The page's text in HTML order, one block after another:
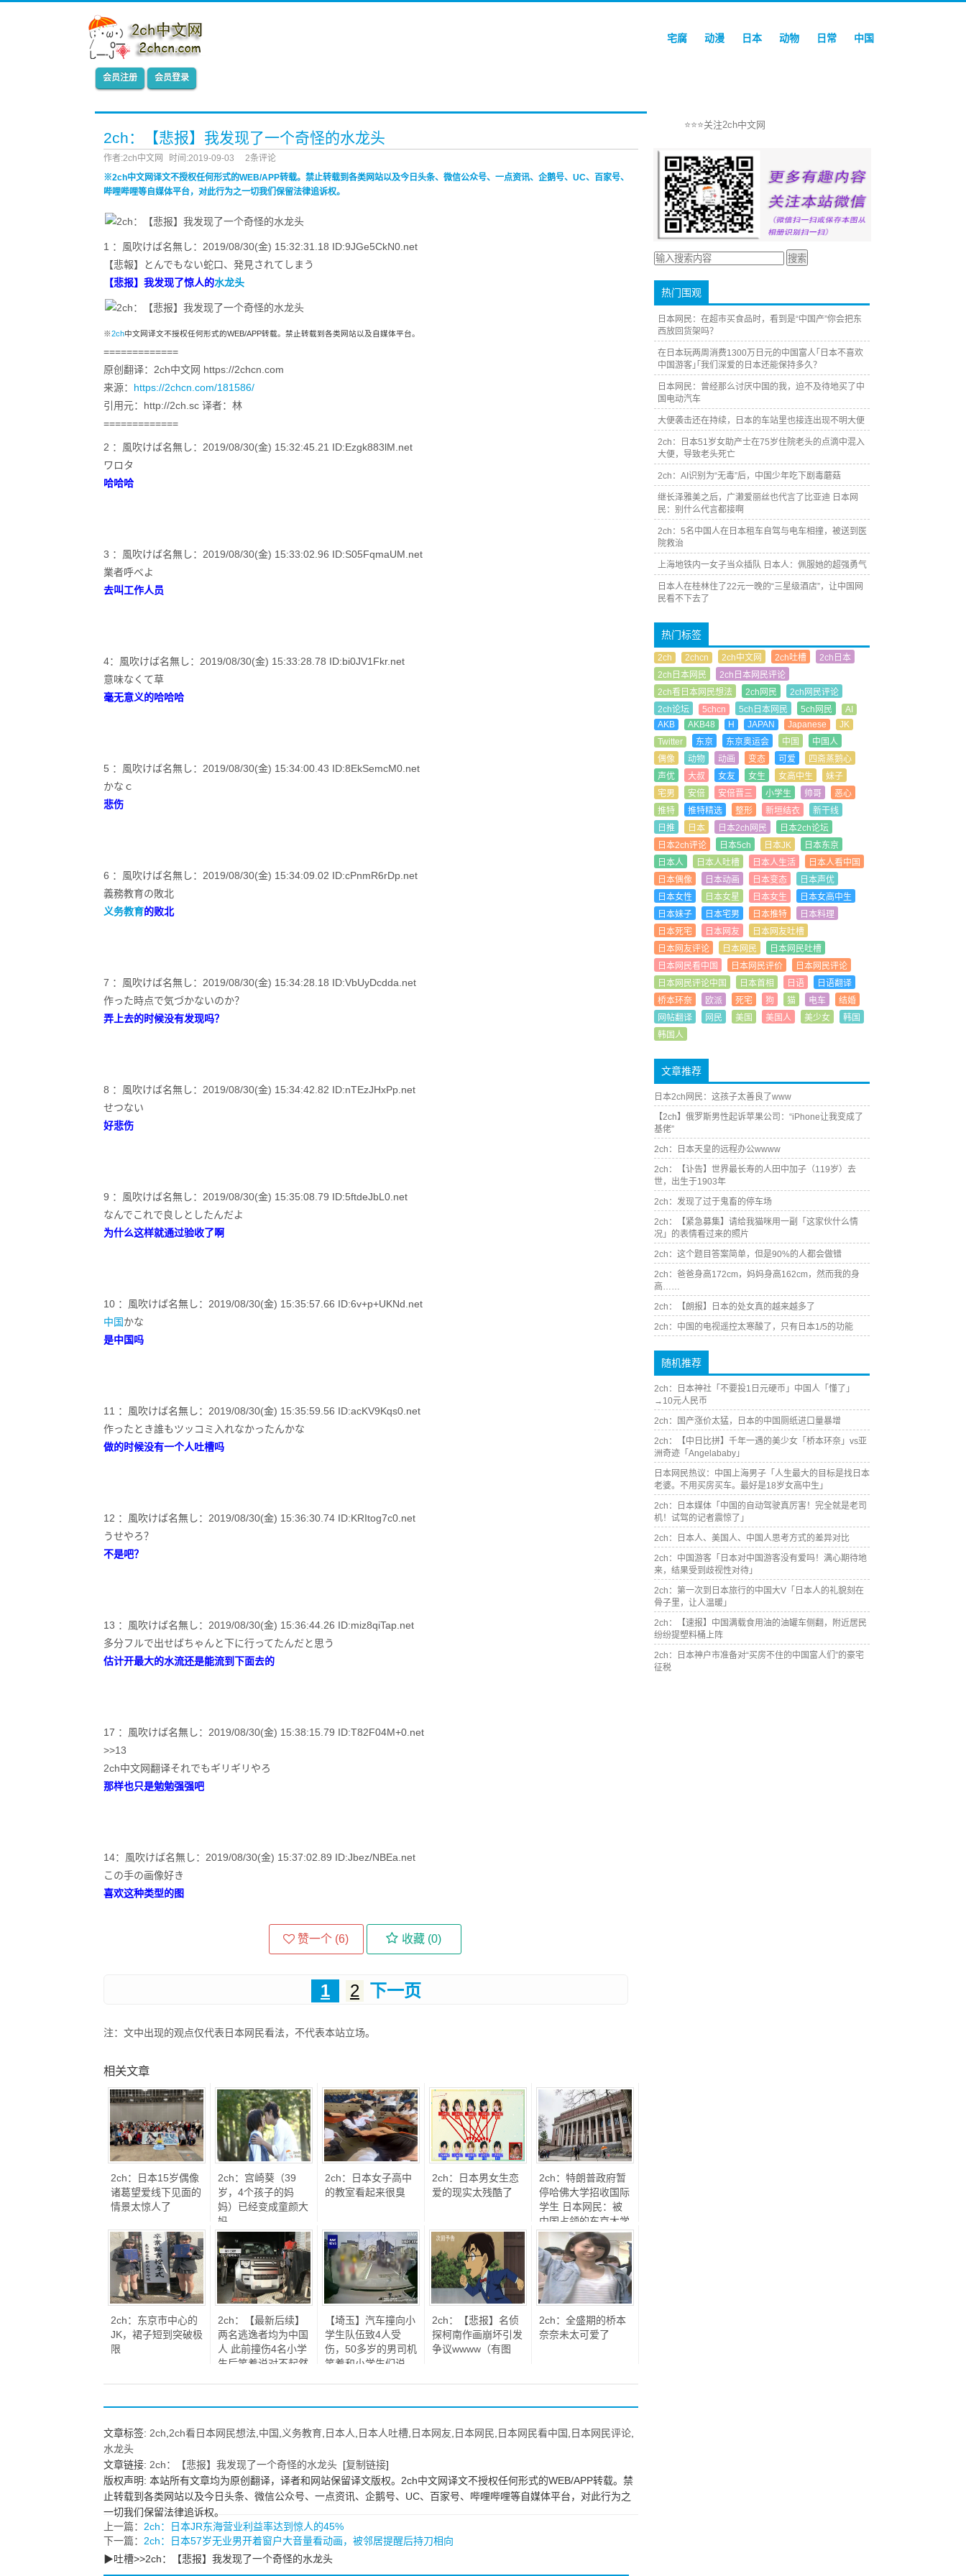
宅腐 动漫 日本 动物 日常 中国
会员注册 会员登录
2ch：【悲报】我发现了一个奇怪的水龙头
作者:2ch中文网 时间:2019-09-03
2条评论
※2ch中文网译文不授权任何形式的WEB/APP转载。禁止转载到各类网站以及今日头条、微信公众号、一点资讯、企鹅号、UC、百家号、
哔哩哔哩等自媒体平台，对此行为之一切我们保留法律追诉权。
1 ：風吹けば名無し：2019/08/30(金) 15:32:31.18 ID:9JGe5CkN0.net
【悲報】とんでもない蛇口、発見されてしまう
【悲报】我发现了惊人的水龙头
※2ch中文网译文不授权任何形式的WEB/APP转载。禁止转载到各类网站以及自媒体平台。
=============
原创翻译：2ch中文网 https://2chcn.com
来源： https://2chcn.com/181586/
引用元：http://2ch.sc 译者：林
=============
2 ：風吹けば名無し：2019/08/30(金) 15:32:45.21 ID:Ezgk883lM.net
ワロタ
哈哈哈
3 ：風吹けば名無し：2019/08/30(金) 15:33:02.96 ID:S05FqmaUM.net
業者呼べよ
去叫工作人员
4：風吹けば名無し：2019/08/30(金) 15:33:28.78 ID:bi0JV1Fkr.net
意味なくて草
毫无意义的哈哈哈
5 ：風吹けば名無し：2019/08/30(金) 15:34:00.43 ID:8EkSemcM0.net
かなｃ
悲伤
6 ：風吹けば名無し：2019/08/30(金) 15:34:09.02 ID:cPnmR6rDp.net
義務教育の敗北
义务教育的败北
7 ：風吹けば名無し：2019/08/30(金) 15:34:28.18 ID:VbUyDcdda.net
作った時点で気づかないのか？
弄上去的时候没有发现吗？
8 ：風吹けば名無し：2019/08/30(金) 15:34:42.82 ID:nTEzJHxPp.net
せつない
好悲伤
9 ：風吹けば名無し：2019/08/30(金) 15:35:08.79 ID:5ftdeJbL0.net
なんでこれで良しとしたんだよ
为什么这样就通过验收了啊
10 ：風吹けば名無し：2019/08/30(金) 15:35:57.66 ID:6v+p+UKNd.net
中国かな
是中国吗
11 ：風吹けば名無し：2019/08/30(金) 15:35:59.56 ID:acKV9Kqs0.net
作ったとき誰もツッコミ入れなかったんかな
做的时候没有一个人吐槽吗
12 ：風吹けば名無し：2019/08/30(金) 15:36:30.74 ID:KRItog7c0.net
うせやろ？
不是吧？
13 ：風吹けば名無し：2019/08/30(金) 15:36:44.26 ID:miz8qiTap.net
多分フルで出せばちゃんと下に行ってたんだと思う
估计开最大的水流还是能流到下面去的
17 ：風吹けば名無し：2019/08/30(金) 15:38:15.79 ID:T82F04M+0.net
>>13
2ch中文网翻译それでもギリギリやろ
那样也只是勉勉强强吧
14：風吹けば名無し：2019/08/30(金) 15:37:02.89 ID:Jbez/NBEa.net
この手の画像好き
喜欢这种类型的图
赞一个 (6) 收藏 (0)
1 2 下一页
注：文中出现的观点仅代表日本网民看法，不代表本站立场。
相关文章
2ch：日本15岁偶像
诸葛望爱线下见面的
情景太惊人了
2ch：宫崎葵（39
岁，4个孩子的妈
妈）已经变成童颜大
妈
2ch：日本女子高中
的教室看起来很臭
2ch：日本男女生恋
爱的现实太残酷了
2ch：特朗普政府暂
停哈佛大学招收国际
学生 日本网民：被
中国占领的东京大学
也应采取同样措施
2ch：东京市中心的
JK，裙子短到突破极
限
2ch：【最新后续】
两名逃逸者均为中国
人 此前撞伤4名小学
生后笑着说对不起然
【埼玉】汽车撞向小
学生队伍致4人受
伤，50多岁的男司机
笑着和小学生们说
2ch：【悲报】名侦
探柯南作画崩坏引发
争议wwww（有图
2ch：全盛期的桥本
奈奈未太可爱了
文章标签: 2ch 2ch看日本网民想法 中国 义务教育 日本人 日本人吐槽 日本网友 日本网民 日本网民看中国 日本网民评论
水龙头
文章链接: 2ch：【悲报】我发现了一个奇怪的水龙头 [复制链接]
版权声明: 本站所有文章均为原创翻译，译者和网站保留译文版权。2ch中文网译文不授权任何形式的WEB/APP转载。禁
止转载到各类网站以及今日头条、微信公众号、一点资讯、企鹅号、UC、百家号、哔哩哔哩等自媒体平台，对此行为之
一切我们保留法律追诉权。
上一篇： 2ch：日本JR东海营业利益率达到惊人的45%
下一篇： 2ch：日本57岁无业男开着窗户大音量看动画，被邻居提醒后持刀相向
▶吐槽>>2ch：【悲报】我发现了一个奇怪的水龙头
⭐⭐⭐关注2ch中文网
热门围观
日本网民：在超市买食品时，看到是“中国产”你会把东
西放回货架吗？
在日本玩两周消费1300万日元的中国富人｢日本不喜欢
中国游客｣｢我们深爱的日本还能保持多久？
日本网民：曾经那么讨厌中国的我，迫不及待地买了中
国电动汽车
大便袭击还在持续，日本的车站里也接连出现不明大便
2ch：日本51岁女助产士在75岁住院老头的点滴中混入
大便，导致老头死亡
2ch：AI识别为“无毒”后，中国少年吃下剧毒蘑菇
继长泽雅美之后，广濑爱丽丝也代言了比亚迪 日本网
民：别什么代言都接啊
2ch：5名中国人在日本租车自驾与电车相撞，被送到医
院救治
上海地铁内一女子当众插队 日本人：佩服她的超强勇气
日本人在桂林住了22元一晚的“三星级酒店”，让中国网
民看不下去了
热门标签
2ch 2chcn 2ch中文网 2ch吐槽
2ch日本
2ch日本网民
2ch日本网民评论
2ch看日本网民想法
2ch网民
2ch网民评论
2ch论坛
5chcn 5ch日本网民 5ch网民
AI
AKB
AKB48 H JAPAN Japanese
JK
Twitter
东京 东京奥运会 中国
中国人
偶像
动物 动画 变态 可爱
四斋蒸鹅心
声优
大叔 女友 女生 女高中生
妹子
宅男
安倍 安倍晋三 小学生 帅哥
恶心
推特
推特精选 整形 新垣结衣
新干线
日推
日本 日本2ch网民
日本2ch论坛
日本2ch评论
日本5ch 日本JK
日本东京
日本人
日本人吐槽 日本人生活
日本人看中国
日本偶像
日本动画 日本变态
日本声优
日本女性
日本女星 日本女生
日本女高中生
日本妹子
日本宅男 日本推特
日本料理
日本死宅
日本网友
日本网友吐槽
日本网友评论
日本网民
日本网民吐槽
日本网民看中国
日本网民评价
日本网民评论
日本网民评论中国
日本首相 日语
日语翻译
桥本环奈
欧派 死宅 狗 猫 电车
结婚
网帖翻译
网民 美国 美国人 美少女
韩国
韩国人
文章推荐
日本2ch网民：这孩子太善良了www
【2ch】俄罗斯男性起诉苹果公司：“iPhone让我变成了
基佬”
2ch：日本天皇的远程办公wwww
2ch：【讣告】世界最长寿的人田中加子（119岁）去
世，出生于1903年
2ch：发现了过于鬼畜的停车场
2ch：【紧急募集】请给我猫咪用一副「这家伙什么情
况」的表情看过来的照片
2ch：这个题目答案简单，但是90%的人都会做错
2ch：爸爸身高172cm，妈妈身高162cm，然而我的身
高……
2ch：【朗报】日本的处女真的越来越多了
2ch：中国的电视遥控太寒酸了，只有日本1/5的功能
随机推荐
2ch：日本神社「不要投1日元硬币」中国人「懂了」
→10元人民币
2ch：国产涨价太猛，日本的中国厕纸进口量暴增
2ch：【中日比拼】千年一遇的美少女「桥本环奈」vs亚
洲奇迹「Angelababy」
日本网民热议：中国上海男子「人生最大的目标是找日本
老婆。不用买房买车。最好是18岁女高中生」
2ch：日本媒体「中国的自动驾驶真厉害！完全就是老司
机！试驾的记者震惊了」
2ch：日本人、美国人、中国人思考方式的差异对比
2ch：中国游客「日本对中国游客没有爱吗！满心期待地
来，结果受到歧视性对待」
2ch：第一次到日本旅行的中国大V「日本人的礼貌刻在
骨子里，让人温暖」
2ch：【速报】中国满载食用油的油罐车侧翻，附近居民
纷纷提塑料桶上阵
2ch：日本神户市准备对“买房不住的中国富人们”的豪宅
征税